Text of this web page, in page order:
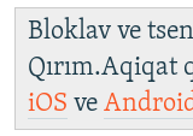
Bloklav ve
Qırım.Aqiqat
iOS ve